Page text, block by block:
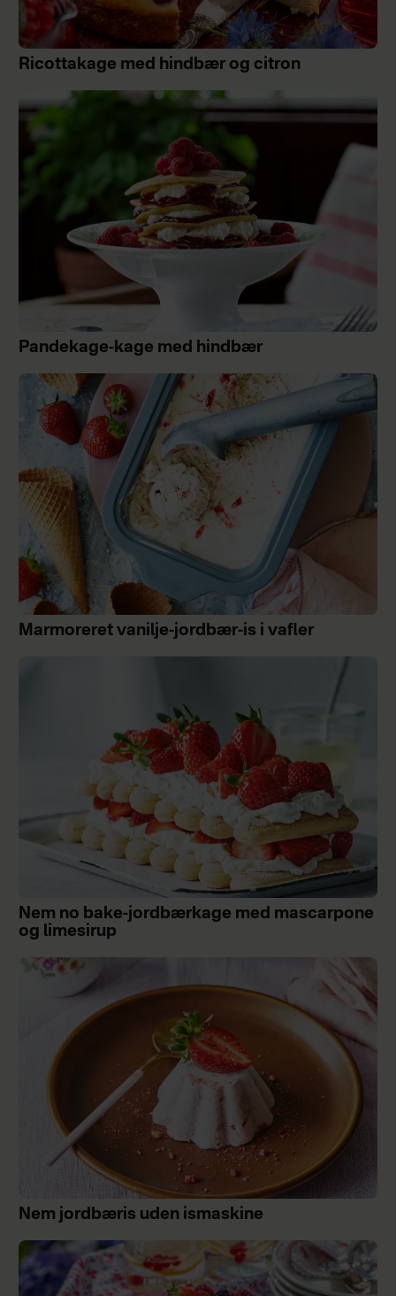
Ricottakage med hindbær og citron
Pandekage-kage med hindbær
Marmoreret vanilje-jordbær-is i vafler
Nem no bake-jordbærkage med mascarpone
og limesirup
Nem jordbæris uden ismaskine